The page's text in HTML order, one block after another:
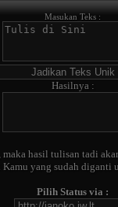
Masukan Teks :
Hasilnya :
, maka hasil tulisan tadi
yang sudah diganti
Pilih Status via :